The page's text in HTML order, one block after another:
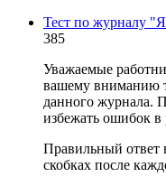
Тест по журналу
385
Уважаемые
вашему вниманию
данного журнала.
избежать ошибок в
Правильный ответ
скобках после